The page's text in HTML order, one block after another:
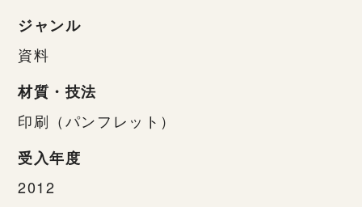
ジャンル
資料
材質・技法
印刷（パンフレット）
受入年度
2012